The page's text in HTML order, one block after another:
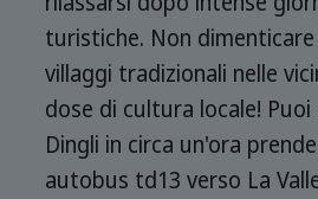
turistiche. Non
villaggi tradizionali nelle
dose di cultura locale!
Dingli in circa un'ora
autobus td13 verso La